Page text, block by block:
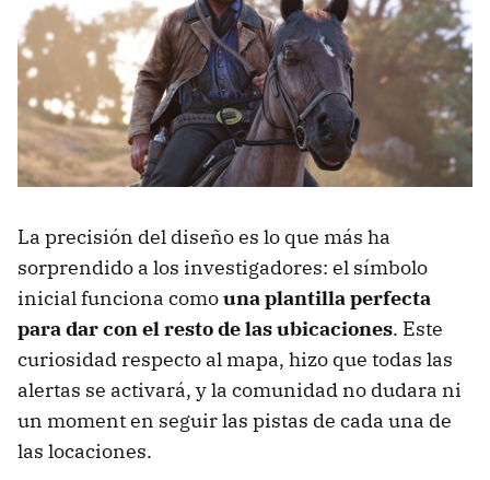
La precisión del diseño es lo que más ha
sorprendido a los investigadores: el símbolo
inicial funciona comouna plantilla perfecta
para dar con el resto de las ubicaciones. Este
curiosidad respecto al mapa, hizo que todas las
alertas se activará, y la comunidad no dudara ni
un moment en seguir las pistas de cada una de
las locaciones.